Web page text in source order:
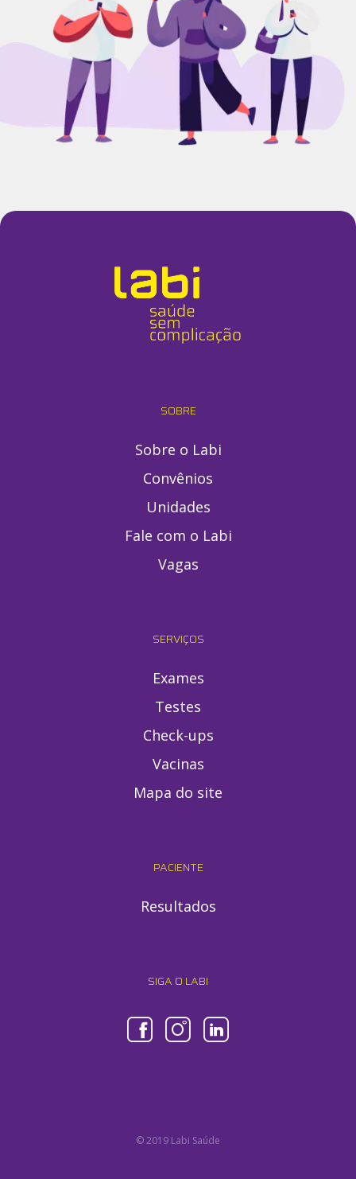
SOBRE
Sobre o Labi
Convênios
Unidades
Fale com o Labi
Vagas
SERVIÇOS
Exames
Testes
Check-ups
Vacinas
Mapa do site
PACIENTE
Resultados
SIGA O LABI
© 2019 Labi Saúde